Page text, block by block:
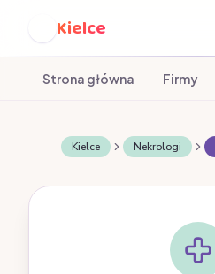
Kielce
Strona główna Firmy
Kielce Nekrologi